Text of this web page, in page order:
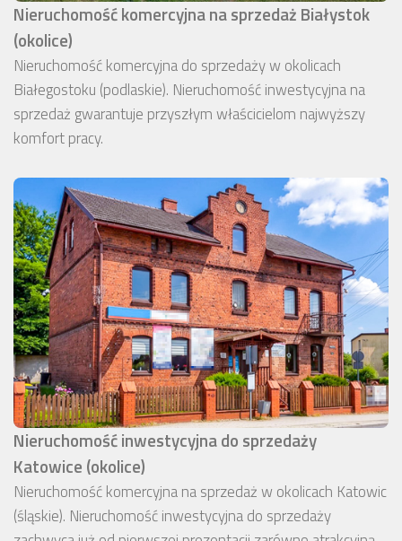
Nieruchomość komercyjna na sprzedaż Białystok
(okolice)
Nieruchomość komercyjna do sprzedaży w okolicach
Białegostoku (podlaskie). Nieruchomość inwestycyjna na
sprzedaż gwarantuje przyszłym właścicielom najwyższy
komfort pracy.
Nieruchomość inwestycyjna do sprzedaży
Katowice (okolice)
Nieruchomość komercyjna na sprzedaż w okolicach Katowic
(śląskie). Nieruchomość inwestycyjna do sprzedaży